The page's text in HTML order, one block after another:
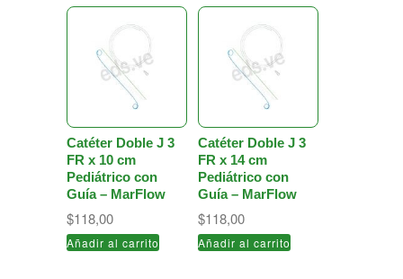
Catéter Doble J 3
FR x 10 cm
Pediátrico con
Guía – MarFlow
$118,00
Añadir al carrito
Catéter Doble J 3
FR x 14 cm
Pediátrico con
Guía – MarFlow
$118,00
Añadir al carrito